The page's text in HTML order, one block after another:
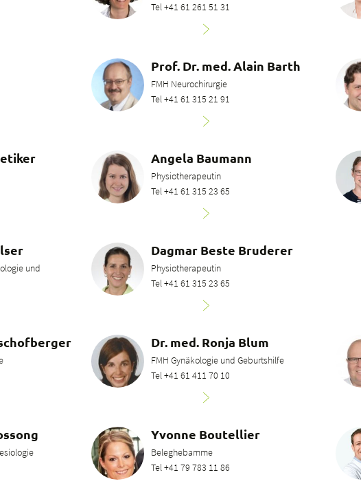
Tel +41 61 261 51 31
Prof. Dr. med. Alain Barth
FMH Neurochirurgie
Tel +41 61 315 21 91
Angela Baumann
Physiotherapeutin
Tel +41 61 315 23 65
und
Dagmar Beste Bruderer
Physiotherapeutin
Tel +41 61 315 23 65
Dr. med. Ronja Blum
FMH Gynäkologie und Geburtshilfe
Tel +41 61 411 70 10
Yvonne Boutellier
Beleghebamme
Tel +41 79 783 11 86